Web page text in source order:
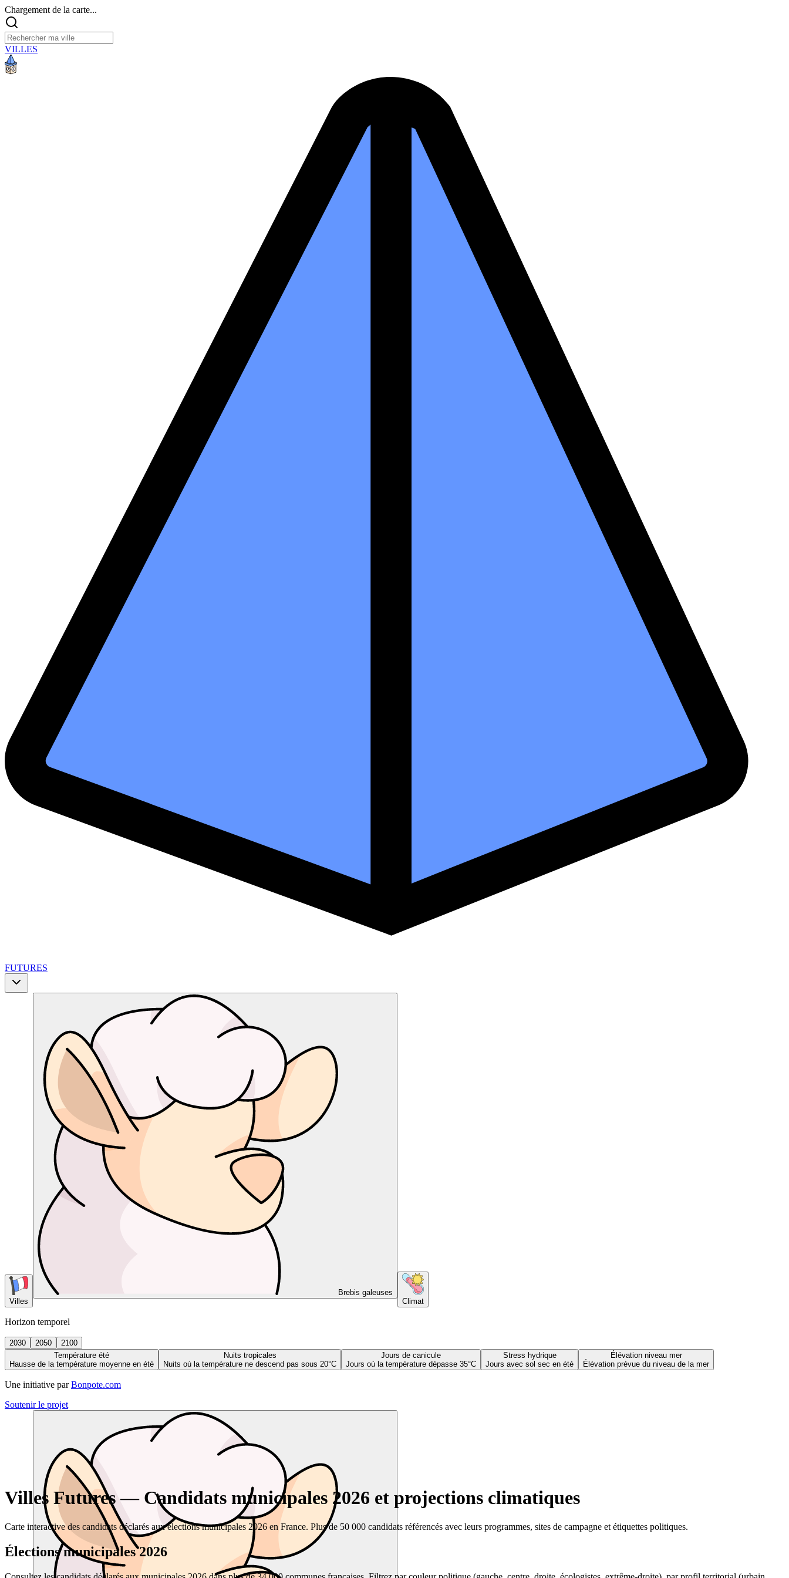
Chargement de la carte...
VILLES
FUTURES
Villes
Brebis galeuses
Climat
Horizon temporel
2030 2050
2100
Température été
Hausse de la température moyenne en été
Nuits tropicales
Nuits où la température ne descend pas sous 20°C
Jours de canicule
Jours où la température dépasse 35°C
Stress hydrique
Jours avec sol sec en été
Élévation niveau mer
Élévation prévue du niveau de la mer
Une initiative par Bonpote.com
Soutenir le projet
Villes Futures — Candidats municipales 2026 et projections climatiques
Carte interactive des candidats déclarés aux élections municipales 2026 en France. Plus de 50 000 candidats référencés avec leurs programmes, sites de campagne et étiquettes politiques.
Élections municipales 2026